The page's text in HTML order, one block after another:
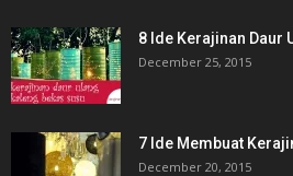
8 Ide Kerajinan Daur
December 25, 2015
7 Ide Membuat
December 20, 2015